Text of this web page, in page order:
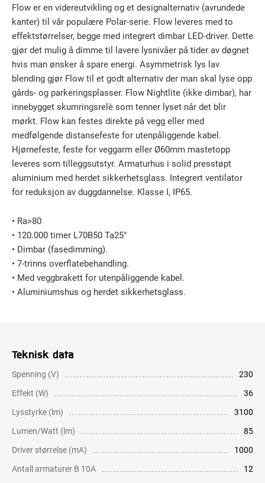
Flow er en videreutvikling og et designalternativ (avrundede
kanter) til vår populære Polar-serie. Flow leveres med to
effektstørrelser, begge med integrert dimbar LED-driver. Dette
gjør det mulig å dimme til lavere lysnivåer på tider av døgnet
hvis man ønsker å spare energi. Asymmetrisk lys lav
blending gjør Flow til et godt alternativ der man skal lyse opp
gårds- og parkeringsplasser. Flow Nightlite (ikke dimbar), har
innebygget skumringsrelè som tenner lyset når det blir
mørkt. Flow kan festes direkte på vegg eller med
medfølgende distansefeste for utenpåliggende kabel.
Hjørnefeste, feste for veggarm eller Ø60mm mastetopp
leveres som tilleggsutstyr. Armaturhus i solid presstøpt
aluminium med herdet sikkerhetsglass. Integrert ventilator
for reduksjon av duggdannelse. Klasse I, IP65.
• Ra>80
• 120.000 timer L70B50 Ta25°
• Dimbar (fasedimming).
• 7-trinns overflatebehandling.
• Med veggbrakett for utenpåliggende kabel.
• Aluminiumshus og herdet sikkerhetsglass.
Teknisk data
Spenning (V)
230
Effekt (W)
36
Lysstyrke (lm)
3100
Lumen/Watt (lm)
85
Driver størrelse (mA)
1000
Antall armaturer B 10A
12